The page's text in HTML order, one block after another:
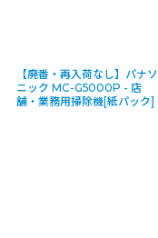
【廃番・再入荷なし】パナソ
ニック MC-G5000P - 店
舗・業務用掃除機[紙パック]